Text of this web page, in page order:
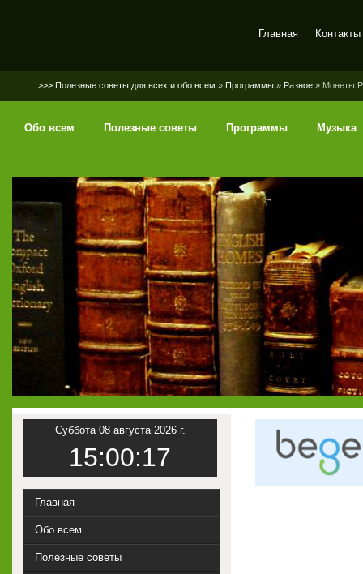
Главная Контакты
>>> Полезные советы для всех и обо всем » Программы » Разное » Монеты
Обо всем Полезные советы Программы Музыка
Суббота 08 августа 2026 г.
15:00:17
Главная
Обо всем
Полезные советы